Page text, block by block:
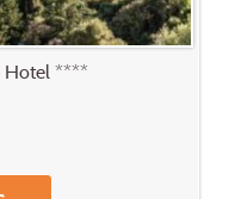
Hotel ****